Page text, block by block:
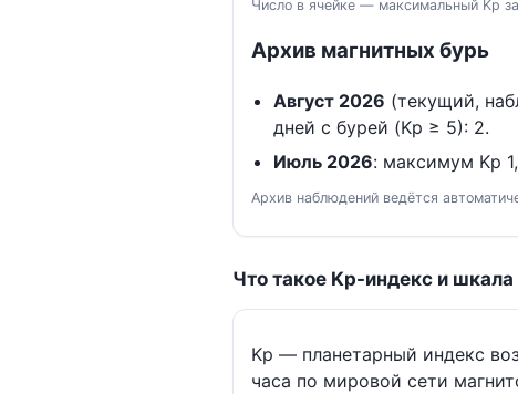
Число в ячейке — максимальный Kp
Архив магнитных бурь
Август 2026 (текущий,
дней с бурей (Kp ≥ 5): 2.
Июль 2026: максимум Kp
Архив наблюдений ведётся
Что такое Kp-индекс и шкала
Kp — планетарный индекс
часа по мировой сети